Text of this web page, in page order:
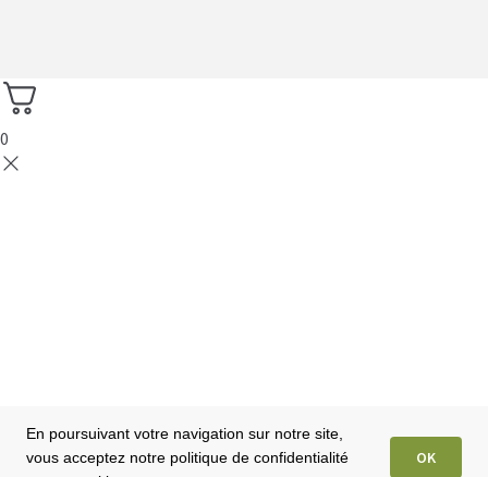
0
En poursuivant votre navigation sur notre site,
vous acceptez notre politique de confidentialité
OK